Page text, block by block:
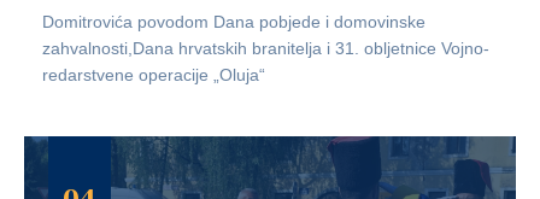
Domitrovića povodom Dana pobjede i domovinske
zahvalnosti,Dana hrvatskih branitelja i 31. obljetnice Vojno-
redarstvene operacije „Oluja“